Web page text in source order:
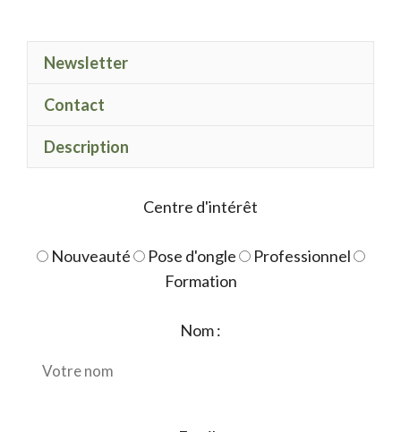
gel
Newsletter
Contact
Description
Centre d'intérêt
Nouveauté Pose d'ongle
Professionnel
Formation
Nom :